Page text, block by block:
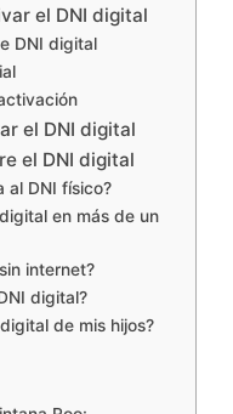
el DNI digital
DNI digital
el DNI digital
el DNI digital
al DNI físico?
en más de un
internet?
digital?
de mis hijos?